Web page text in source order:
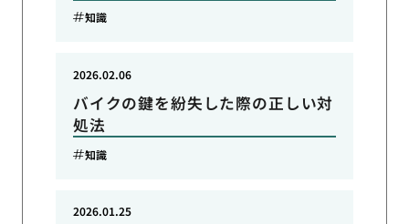
知識
バイクの鍵を紛失した際の正しい対
処法
2026.02.06
知識
2026.01.25